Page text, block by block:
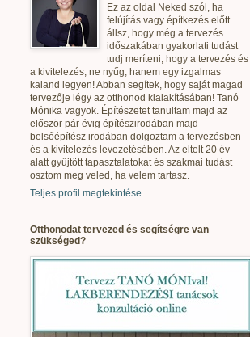
Ez az oldal Neked szól, ha
felújítás vagy építkezés előtt
állsz, hogy még a tervezés
időszakában gyakorlati tudást
tudj meríteni, hogy a tervezés és
a kivitelezés, ne nyűg, hanem egy izgalmas
kaland legyen! Abban segítek, hogy saját magad
tervezője légy az otthonod kialakításában! Tanó
Mónika vagyok. Építészetet tanultam majd az
először pár évig építészirodában majd
belsőépítész irodában dolgoztam a tervezésben
és a kivitelezés levezetésében. Az eltelt 20 év
alatt gyűjtött tapasztalatokat és szakmai tudást
osztom meg veled, ha velem tartasz.
Teljes profil megtekintése
Otthonodat tervezed és segítségre van
szükséged?